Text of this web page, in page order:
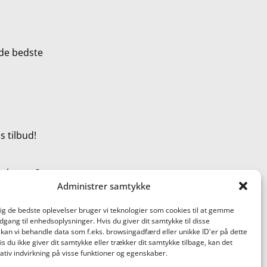
Administrer samtykke
de bedste oplevelser bruger vi teknologier som cookies til at gemme
til enhedsoplysninger. Hvis du giver dit samtykke til disse
vi behandle data som f.eks. browsingadfærd eller unikke ID'er på dette
du ikke giver dit samtykke eller trækker dit samtykke tilbage, kan det
indvirkning på visse funktioner og egenskaber.
bedste
tilbud!